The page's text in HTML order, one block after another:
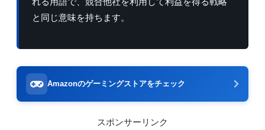
と同じ意味を持ちます。
Amazonのゲーミングストアをチェック
スポンサーリンク